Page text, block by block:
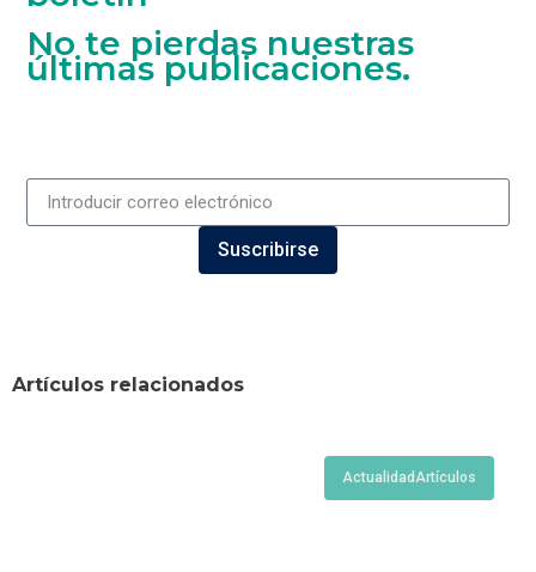
No te pierdas nuestras
últimas publicaciones.
Suscribirse
Artículos relacionados
ActualidadArtículos